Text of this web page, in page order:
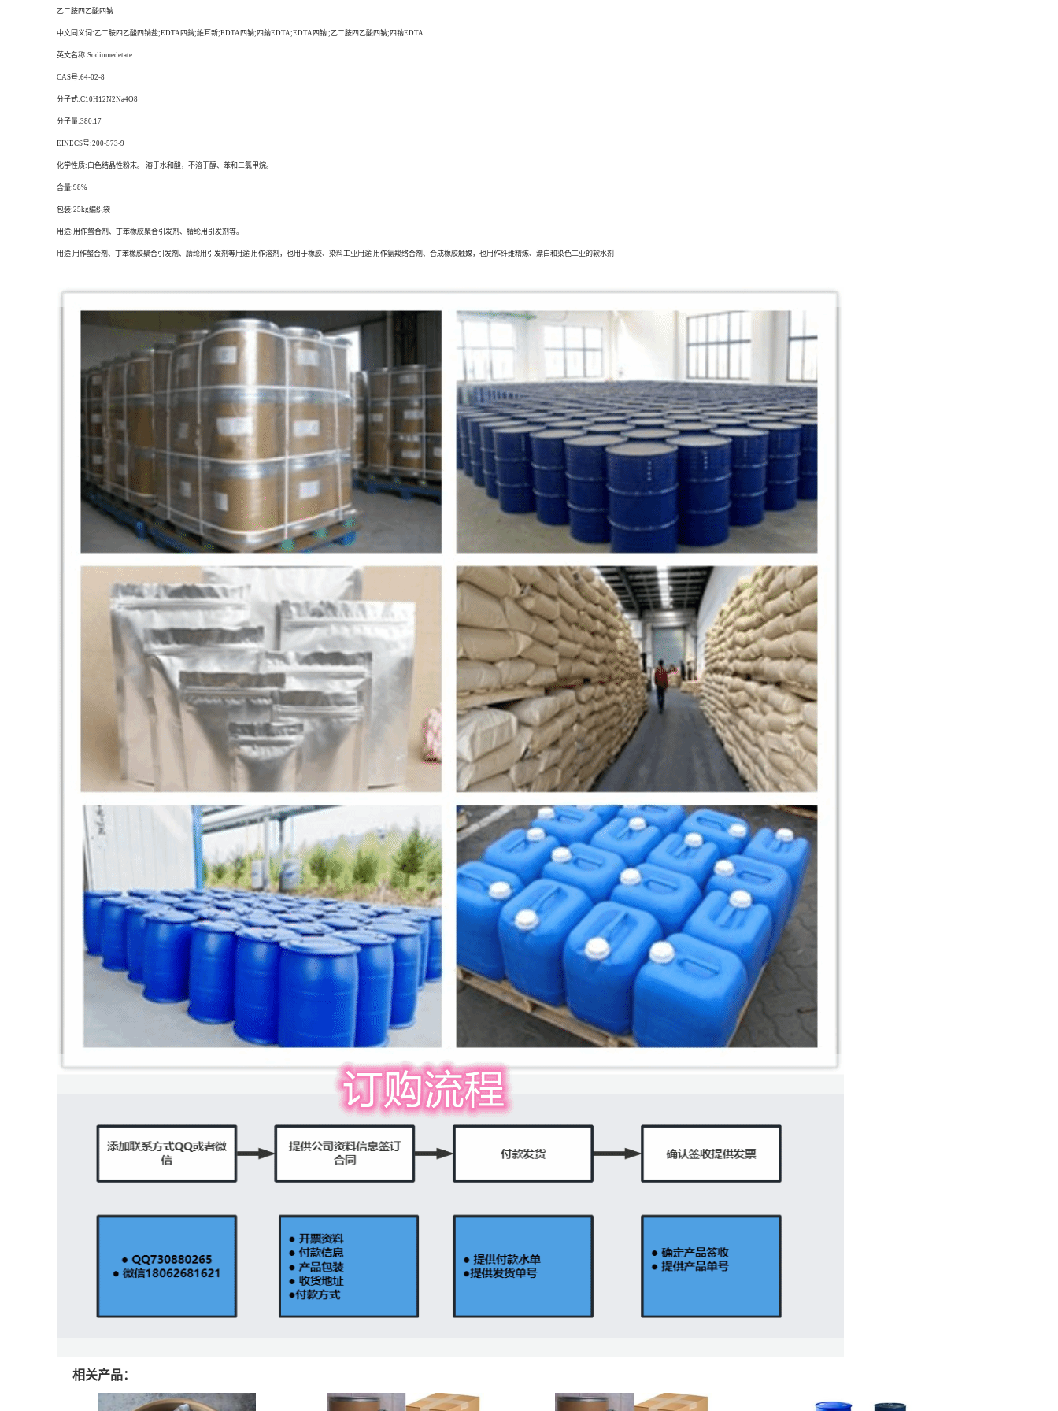
乙二胺四乙酸四钠
中文同义词:乙二胺四乙酸四钠盐;EDTA四鈉;維耳新;EDTA四钠;四鈉EDTA;EDTA四钠 ;乙二胺四乙酸四钠;四钠EDTA
英文名称:Sodiumedetate
CAS号:64-02-8
分子式:C10H12N2Na4O8
分子量:380.17
EINECS号:200-573-9
化学性质:白色结晶性粉末。 溶于水和酸，不溶于醇、苯和三氯甲烷。
含量:98%
包装:25kg编织袋
用途:用作螯合剂、丁苯橡胶聚合引发剂、腈纶用引发剂等。
用途 用作螯合剂、丁苯橡胶聚合引发剂、腈纶用引发剂等用途 用作溶剂，也用于橡胶、染料工业用途 用作氨羧络合剂、合成橡胶触媒，也用作纤维精炼、漂白和染色工业的软水剂
相关产品：